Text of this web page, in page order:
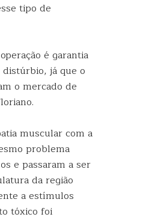
tipo de
é garantia
já que o
o mercado de
muscular com a
problema
e passaram a ser
da região
a estímulos
tóxico foi